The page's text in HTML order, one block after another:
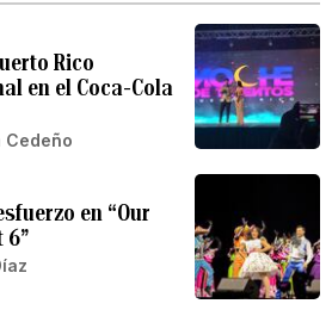
Rico
en el Coca-Cola
Cedeño
en “Our
6”